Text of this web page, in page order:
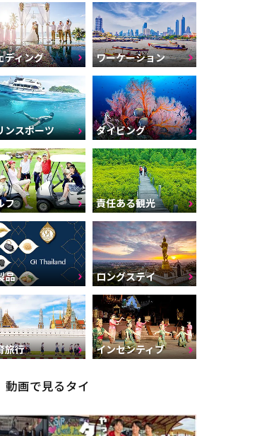
ディング ワーケーション
ンスポーツ ダイビング
フ 責任ある観光
品 ロングステイ
旅行 インセンティブ
動画で見るタイ